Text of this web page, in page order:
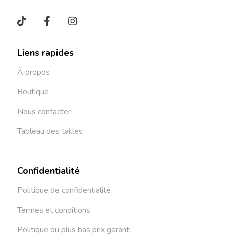
Liens rapides
À propos
Boutique
Nous contacter
Tableau des tailles
Confidentialité
Politique de confidentialité
Termes et conditions
Politique du plus bas prix garanti